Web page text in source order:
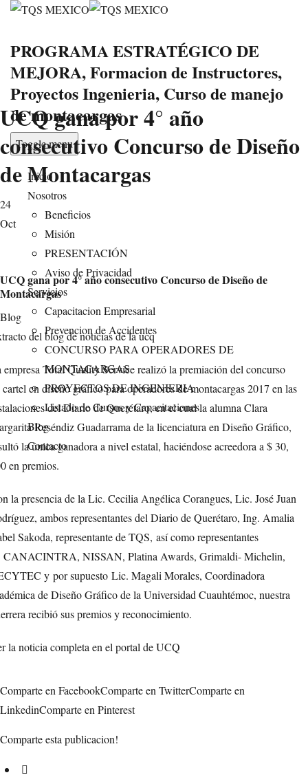
PROGRAMA ESTRATÉGICO DE
MEJORA, Formacion de Instructores,
Proyectos Ingenieria, Curso de manejo
de montacargas
Toggle menu
Inicio
Nosotros
Beneficios
Misión
PRESENTACIÓN
Aviso de Privacidad
Servicios
Capacitacion Empresarial
Prevencion de Accidentes
CONCURSO PARA OPERADORES DE
MONTACARGAS
PROYECTOS DE INGENIERIA
Listado de Cursos y Capacitaciones
Blog
Contacto
UCQ gana por 4° año
consecutivo Concurso de Diseño
de Montacargas
24
Oct
UCQ gana por 4° año consecutivo Concurso de Diseño de
Montacargas
Categories
Blog
del blog de noticias de la ucq
empresa Total Quality Service realizó la premiación del concurso
cartel en diseño gráfico para operadores de montacargas 2017 en las
del Diario de Querétaro, en el cual la alumna Clara
Reséndiz Guadarrama de la licenciatura en Diseño Gráfico,
la única ganadora a nivel estatal, haciéndose acreedora a $ 30,
en premios.
la presencia de la Lic. Cecilia Angélica Corangues, Lic. José Juan
ambos representantes del Diario de Querétaro, Ing. Amalia
Sakoda, representante de TQS, así como representantes
CANACINTRA, NISSAN, Platina Awards, Grimaldi- Michelin,
y por supuesto Lic. Magali Morales, Coordinadora
de Diseño Gráfico de la Universidad Cuauhtémoc, nuestra
recibió sus premios y reconocimiento.
la noticia completa en el portal deUCQ
Comparte en FacebookComparte en TwitterComparte en
LinkedinComparte en Pinterest
Comparte esta publicacion!